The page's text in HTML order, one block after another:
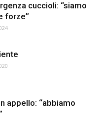
cuccioli: “siamo
forze”
appello: “abbiamo